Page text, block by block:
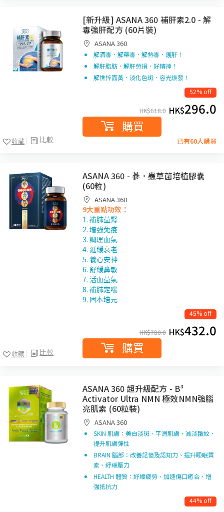
比較
收藏
[新升級] ASANA 360 補肝素2.0 - 解
毒強肝配方 (60片裝)
ASANA 360
解酒毒．解藥毒．解熱毒．護肝！
解肝脂肪．解肝勞損．好精神！
解憔悴面黃．淡化色斑．容光煥發！
52% off
HK$618.0 HK$296.0
購買
已有60人購買
比較
收藏
ASANA 360 - 蔘．蟲草菌培植膠囊
(60粒)
ASANA 360
9大重點功效：
1. 補肺益腎
2. 增強免疫
3. 調理血氣
4. 延緩衰老
5. 養心安神
6. 舒緩鼻敏
7. 活血益氣
8. 補肺定喘
9. 固本培元
45% off
HK$780.0 HK$432.0
購買
ASANA 360 超升級配方 - B³
Activator Ultra NMN 極效NMN強腦
亮肌素 (60粒裝)
ASANA 360
SKIN 肌膚：美白淡斑、平滑肌膚、減淡皺紋、
提升肌膚彈性
BRAIN 腦部：改善記憶及認知力、提升睡眠質
素、紓緩壓力
HEALTH 體質：紓緩疲勞、加速傷口癒合、增
強抵抗力
44% off